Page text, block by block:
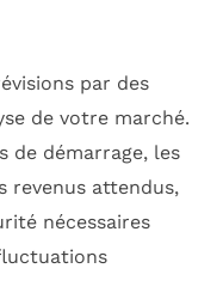
par des
de votre marché.
de démarrage, les
revenus attendus,
nécessaires